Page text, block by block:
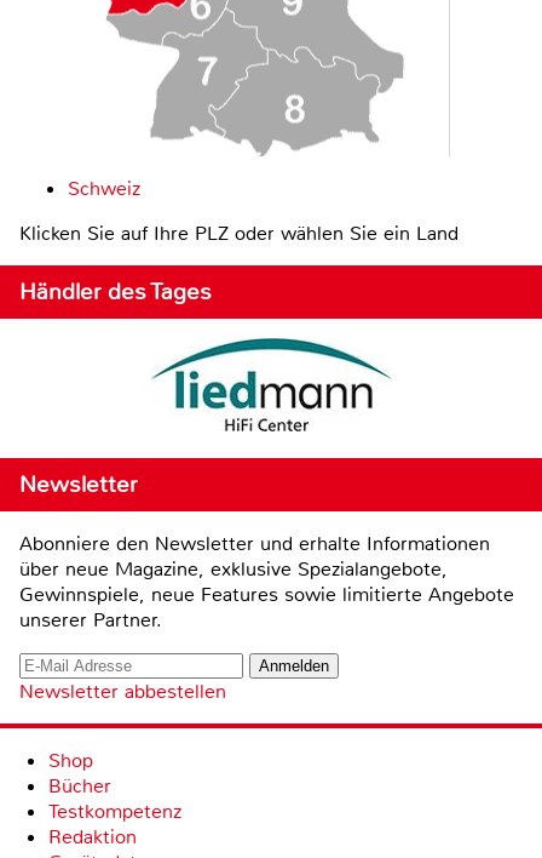
Schweiz
Klicken Sie auf Ihre PLZ oder wählen Sie ein Land
Händler des Tages
Newsletter
Abonniere den Newsletter und erhalte Informationen
über neue Magazine, exklusive Spezialangebote,
Gewinnspiele, neue Features sowie limitierte Angebote
unserer Partner.
Newsletter abbestellen
Shop
Bücher
Testkompetenz
Redaktion